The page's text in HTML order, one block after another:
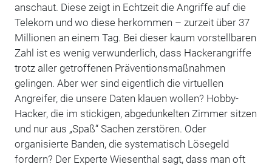
anschaut. Diese zeigt in Echtzeit die Angriffe auf die
Telekom und wo diese herkommen – zurzeit über 37
Millionen an einem Tag. Bei dieser kaum vorstellbaren
Zahl ist es wenig verwunderlich, dass Hackerangriffe
trotz aller getroffenen Präventionsmaßnahmen
gelingen. Aber wer sind eigentlich die virtuellen
Angreifer, die unsere Daten klauen wollen? Hobby-
Hacker, die im stickigen, abgedunkelten Zimmer sitzen
und nur aus „Spaß“ Sachen zerstören. Oder
organisierte Banden, die systematisch Lösegeld
fordern? Der Experte Wiesenthal sagt, dass man oft